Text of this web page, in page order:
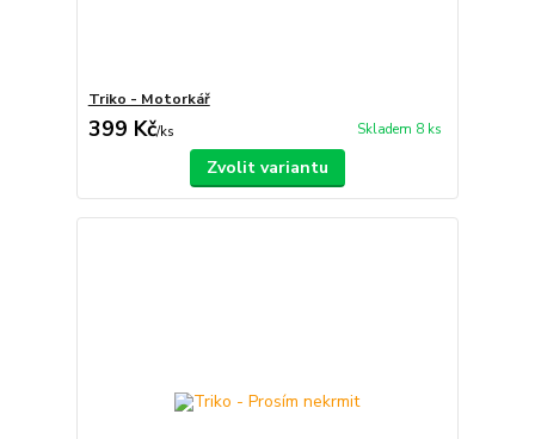
Triko - Motorkář
399 Kč/ks Skladem 8 ks
Zvolit variantu